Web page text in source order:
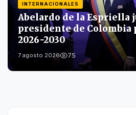
INTERNACIONALES
Abelardo de la Espriella
presidente de Colombia
2026-2030
7 agosto 2026 75